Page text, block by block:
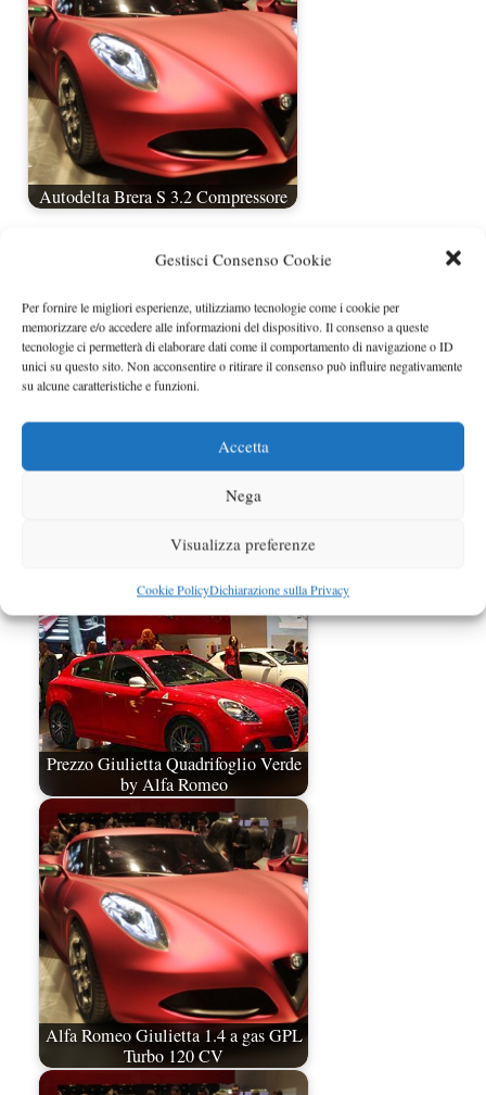
Gestisci Consenso Cookie
Per fornire le migliori esperienze, utilizziamo tecnologie come i cookie per
memorizzare e/o accedere alle informazioni del dispositivo. Il consenso a queste
tecnologie ci permetterà di elaborare dati come il comportamento di navigazione o ID
unici su questo sito. Non acconsentire o ritirare il consenso può influire negativamente
su alcune caratteristiche e funzioni.
Accetta
Nega
Visualizza preferenze
Cookie PolicyDichiarazione sulla Privacy
Autodelta Brera S 3.2 Compressore
Giulietta, ecco le novità della gamma
2019 svelata a Ginevra
Prezzo Giulietta Quadrifoglio Verde
by Alfa Romeo
Alfa Romeo Giulietta 1.4 a gas GPL
Turbo 120 CV